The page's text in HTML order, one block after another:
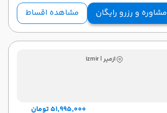
مشاوره و رزرو رایگان مشاهده اقساط
ازمیر | izmir
۵۱٬۹۹۵٬۰۰۰ تومان